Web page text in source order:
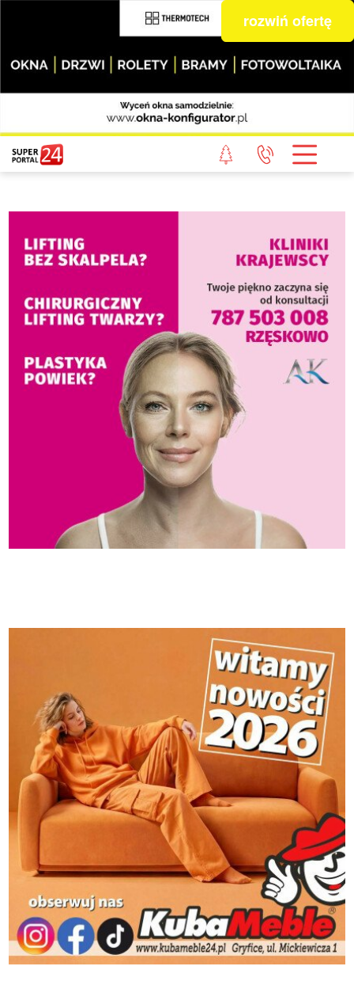
rozwiń ofertę
STRONA GŁÓWNA
POWIAT GRYFICKI
STUDIO SUPERPORTALU
KONTAKT
REDAKCJA
REGULAMIN